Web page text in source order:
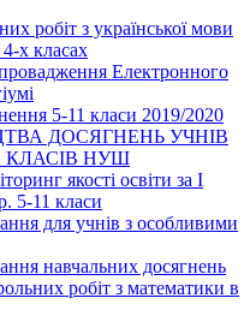
робіт з української мови
х класах
Електронного
5-11 класи 2019/2020
ДОСЯГНЕНЬ УЧНІВ
НУШ
якості освіти за І
5-11 класи
для учнів з особливими
навчальних досягнень
робіт з математики в